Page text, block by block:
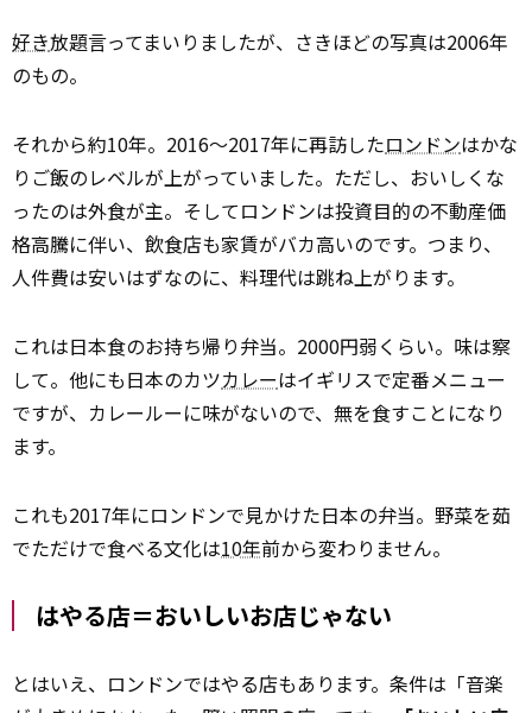
好き放題言ってまいりましたが、さきほどの写真は2006年
のもの。
それから約10年。2016～2017年に再訪したロンドンはかな
りご飯のレベルが上がっていました。ただし、おいしくな
ったのは外食が主。そしてロンドンは投資目的の不動産価
格高騰に伴い、飲食店も家賃がバカ高いのです。つまり、
人件費は安いはずなのに、料理代は跳ね上がります。
これは日本食のお持ち帰り弁当。2000円弱くらい。味は察
して。他にも日本のカツカレーはイギリスで定番メニュー
ですが、カレールーに味がないので、無を食すことになり
ます。
これも2017年にロンドンで見かけた日本の弁当。野菜を茹
でただけで食べる文化は10年前から変わりません。
はやる店＝おいしいお店じゃない
とはいえ、ロンドンではやる店もあります。条件は「音楽